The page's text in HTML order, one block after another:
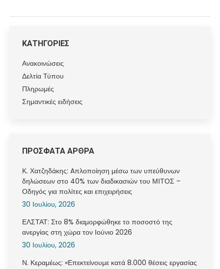
ΚΑΤΗΓΟΡΙΕΣ
Ανακοινώσεις
Δελτία Τύπου
Πληρωμές
Σημαντικές ειδήσεις
ΠΡΟΣΦΑΤΑ ΑΡΘΡΑ
Κ. Χατζηδάκης: Aπλοποίηση μέσω των υπεύθυνων
δηλώσεων στο 40% των διαδικασιών του ΜΙΤΟΣ –
Οδηγός για πολίτες και επιχειρήσεις
30 Ιουλίου, 2026
ΕΛΣΤΑΤ: Στο 8% διαμορφώθηκε το ποσοστό της
ανεργίας στη χώρα τον Ιούνιο 2026
30 Ιουλίου, 2026
Ν. Κεραμέως: «Επεκτείνουμε κατά 8.000 θέσεις εργασίας